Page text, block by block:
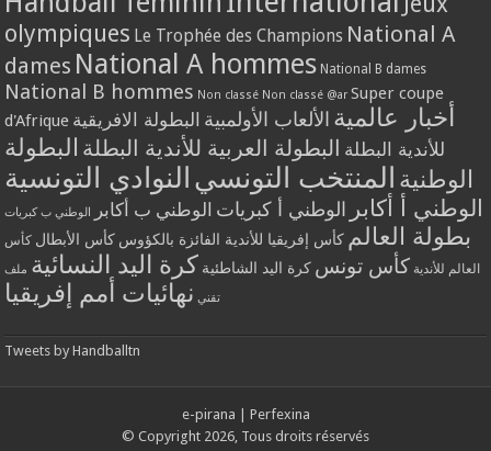
olympiques Le Trophée des Champions National A
dames National A hommes National B dames
National B hommes Non classé Non classé @ar Super coupe
d'Afrique
أخبار عالمية الألعاب الأولمبية البطولة الافريقية
للأندية البطلة البطولة العربية للأندية البطلة البطولة
الوطنية المنتخب التونسي النوادي التونسية
الوطني أ أكابر الوطني أ كبريات الوطني ب أكابر الوطني ب كبريات
بطولة العالم كأس إفريقيا للأندية الفائزة بالكؤوس كأس الأبطال كأس
العالم للأندية كأس تونس كرة اليد الشاطئية كرة اليد النسائية ملف
تقني نهائيات أمم إفريقيا
Tweets by Handballtn
e-pirana
Perfexina
© Copyright 2026, Tous droits réservés